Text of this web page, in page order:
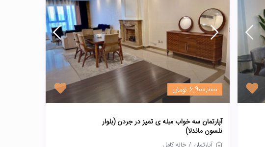
6,900,000 تومان
آپارتمان سه خواب مبله ی تمیز در جردن (بلوار
نلسون ماندلا)